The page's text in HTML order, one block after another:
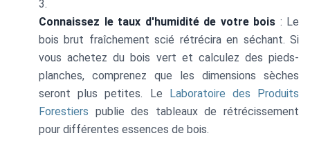
Connaissez le taux d'humidité de votre bois : Le
bois brut fraîchement scié rétrécira en séchant. Si
vous achetez du bois vert et calculez des pieds-
planches, comprenez que les dimensions sèches
seront plus petites. Le
Laboratoire des Produits
Forestiers publie des tableaux de rétrécissement
pour différentes essences de bois.